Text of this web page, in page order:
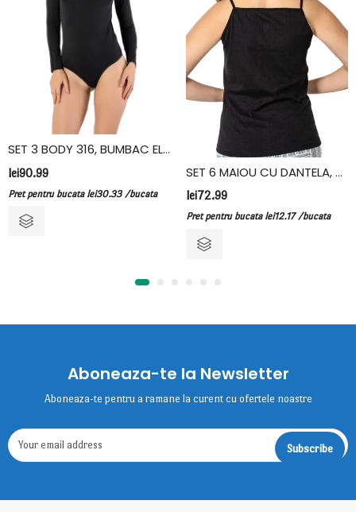
SET 3 BODY 316, BUMBAC ELASTAN, VIVALDI, NEGRU
lei90.99
Pret pentru bucata lei30.33 /bucata
SET 6 MAIOU CU DANTELA, BUMBAC, FIDAN, NEGRU
lei72.99
Pret pentru bucata lei12.17 /bucata
Aboneaza-te la Newsletter
Aboneaza-te pentru a ramane la curent cu ofertele noastre